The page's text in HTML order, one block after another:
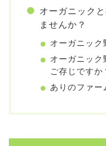
オーガニック
ませんか？
オーガニック
オーガニック
ご存じですか
ありのファー